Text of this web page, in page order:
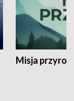
Misja